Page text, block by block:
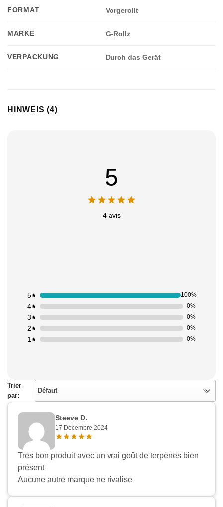
FORMAT Vorgerollt
MARKE G-Rollz
VERPACKUNG Durch das Gerät
HINWEIS (4)
5
4 avis
1 0%
2 0%
3 0%
4 0%
5 100%
Trier
par:
Défaut
Steeve D.
17 Décembre 2024
Tres bon produit avec un vrai goût de terpènes bien
présent
Aucune autre marque ne rivalise